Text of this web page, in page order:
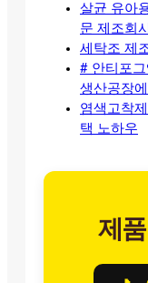
살균 유아
문 제조회
세탁조 제
# 안티포
생산공장
염색고착
택 노하우
제